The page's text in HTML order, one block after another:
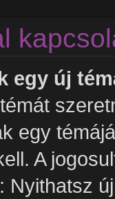
egy új
egy
A
Nyithatsz